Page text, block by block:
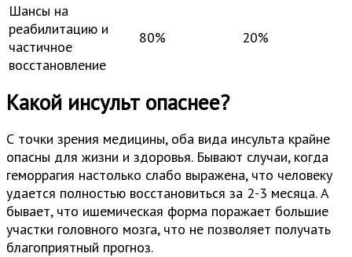
Шансы на
реабилитацию и
частичное
восстановление
80% 20%
Какой инсульт опаснее?
С точки зрения медицины, оба вида инсульта крайне
опасны для жизни и здоровья. Бывают случаи, когда
геморрагия настолько слабо выражена, что человеку
удается полностью восстановиться за 2-3 месяца. А
бывает, что ишемическая форма поражает большие
участки головного мозга, что не позволяет получать
благоприятный прогноз.